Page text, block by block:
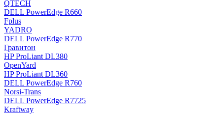
QTECH
DELL PowerEdge R660
Fplus
YADRO
DELL PowerEdge R770
Гравитон
HP ProLiant DL380
OpenYard
HP ProLiant DL360
DELL PowerEdge R760
Norsi-Trans
DELL PowerEdge R7725
Kraftway